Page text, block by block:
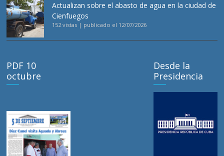
Actualizan sobre el abasto de agua en la ciudad de
Cienfuegos
152 vistas | publicado el 12/07/2026
PDF 10
octubre
Desde la
Presidencia